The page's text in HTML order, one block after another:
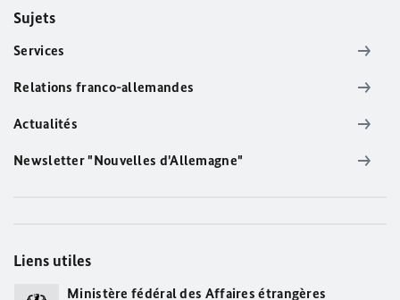
Sujets
Services
Relations franco-allemandes
Actualités
Newsletter "Nouvelles d'Allemagne"
Liens utiles
Ministère fédéral des Affaires étrangères